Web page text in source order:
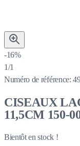
-16%
1/1
Numéro de référence:
CISEAUX
11,5CM 150-
Bientôt en stock !